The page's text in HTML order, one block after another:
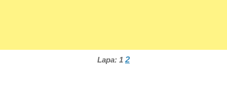
Lapa: 1 2